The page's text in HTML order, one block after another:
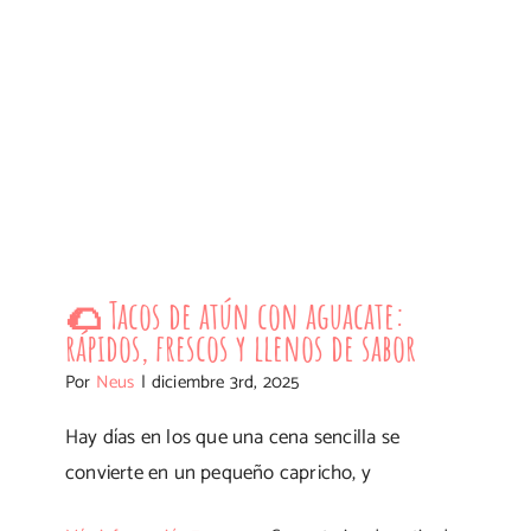
frescos y llenos de sabor
🌮 Tacos de atún con aguacate:
rápidos, frescos y llenos de sabor
Por Neus | diciembre 3rd, 2025
Hay días en los que una cena sencilla se
convierte en un pequeño capricho, y